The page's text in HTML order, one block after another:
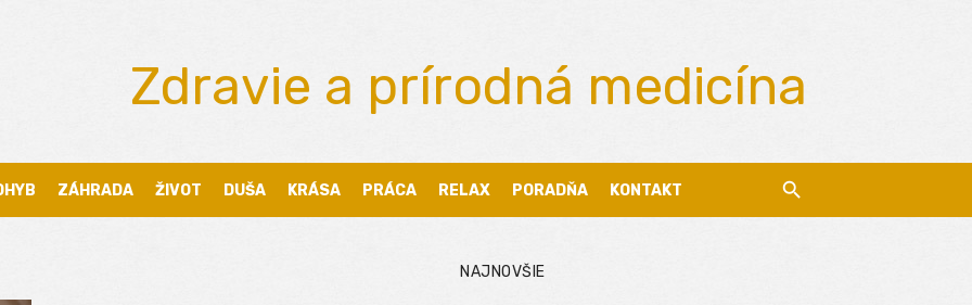
Zdravie a prírodná medicína
ZÁHRADA ŽIVOT DUŠA KRÁSA PRÁCA RELAX PORADŇA KONTAKT
NAJNOVŠIE